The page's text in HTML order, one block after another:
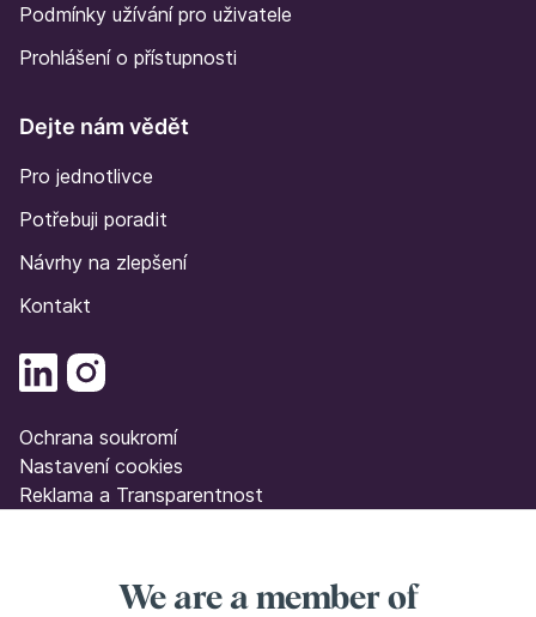
Podmínky užívání pro uživatele
Prohlášení o přístupnosti
Dejte nám vědět
Pro jednotlivce
Potřebuji poradit
Návrhy na zlepšení
Kontakt
Ochrana soukromí
Nastavení cookies
Reklama a Transparentnost
We are a member of